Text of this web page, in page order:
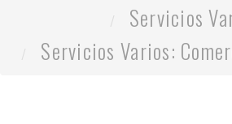
Servicios
Servicios Varios: